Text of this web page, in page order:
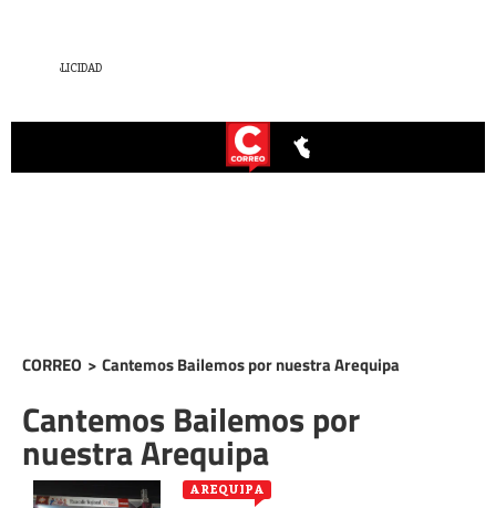
CORREO > Cantemos Bailemos por nuestra Arequipa
Cantemos Bailemos por
nuestra Arequipa
AREQUIPA